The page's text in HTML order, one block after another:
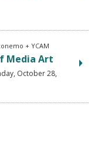
+ YCAM
Media Art
October 28,